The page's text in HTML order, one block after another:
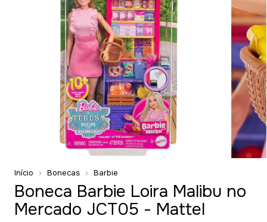
Início Bonecas Barbie
Boneca Barbie Loira Malibu no
Mercado JCT05 - Mattel